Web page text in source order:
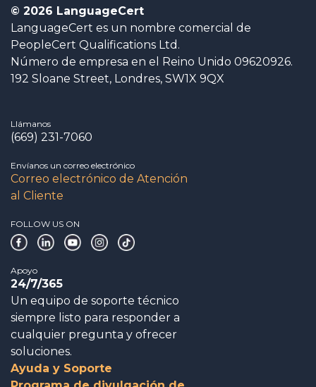
© 2026 LanguageCert
LanguageCert es un nombre comercial de
PeopleCert Qualifications Ltd.
Número de empresa en el Reino Unido 09620926.
192 Sloane Street, Londres, SW1X 9QX
Llámanos
(669) 231-7060
Envíanos un correo electrónico
Correo electrónico de Atención
al Cliente
FOLLOW US ON
Apoyo
24/7/365
Un equipo de soporte técnico
siempre listo para responder a
cualquier pregunta y ofrecer
soluciones.
Ayuda y Soporte